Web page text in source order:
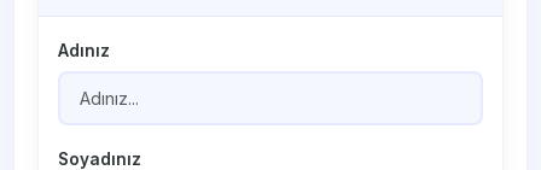
Adınız
Soyadınız